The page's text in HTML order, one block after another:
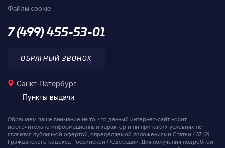
Файлы cookie
7 (499) 455-53-01
ОБРАТНЫЙ ЗВОНОК
Санкт-Петербург
Пункты выдачи
Обращаем ваше внимание на то, что данный интернет-сайт носит
исключительно информационный характер и ни при каких условиях не
является публичной офертой, определяемой положениями Статьи 437 (2)
Гражданского кодекса Российской Федерации. Для получения подробной